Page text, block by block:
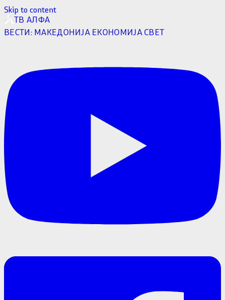
Skip to content
ТВ АЛФА
ВЕСТИ: МАКЕДОНИЈА ЕКОНОМИЈАСВЕТ